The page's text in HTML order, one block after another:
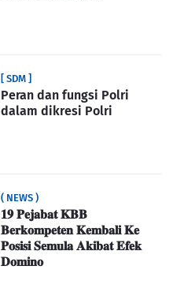
[ SDM ]
Peran dan fungsi Polri
dalam dikresi Polri
( NEWS )
𝟏𝟗 𝐏𝐞𝐣𝐚𝐛𝐚𝐭 𝐊𝐁𝐁
𝐁𝐞𝐫𝐤𝐨𝐦𝐩𝐞𝐭𝐞𝐧 𝐊𝐞𝐦𝐛𝐚𝐥𝐢 𝐊𝐞
𝐏𝐨𝐬𝐢𝐬𝐢 𝐒𝐞𝐦𝐮𝐥𝐚 𝐀𝐤𝐢𝐛𝐚𝐭 𝐄𝐟𝐞𝐤
𝐃𝐨𝐦𝐢𝐧𝐨